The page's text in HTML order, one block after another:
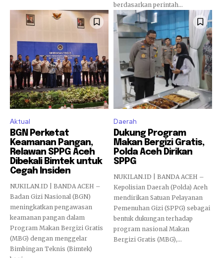
berdasarkan perintah...
Aktual
BGN Perketat
Keamanan Pangan,
Relawan SPPG Aceh
Dibekali Bimtek untuk
Cegah Insiden
NUKILAN.ID | BANDA ACEH –
Badan Gizi Nasional (BGN)
meningkatkan pengawasan
keamanan pangan dalam
Program Makan Bergizi Gratis
(MBG) dengan menggelar
Bimbingan Teknis (Bimtek)
Daerah
Dukung Program
Makan Bergizi Gratis,
Polda Aceh Dirikan
SPPG
NUKILAN.ID | BANDA ACEH –
Kepolisian Daerah (Polda) Aceh
mendirikan Satuan Pelayanan
Pemenuhan Gizi (SPPG) sebagai
bentuk dukungan terhadap
program nasional Makan
Bergizi Gratis (MBG),...